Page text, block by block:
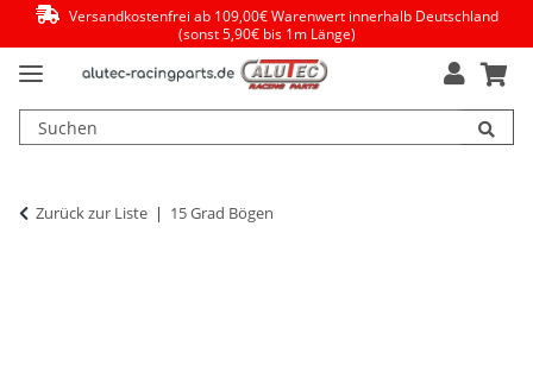
Versandkostenfrei ab 109,00€ Warenwert innerhalb Deutschland
(sonst 5,90€ bis 1m Länge)
Zurück zur Liste 15 Grad Bögen